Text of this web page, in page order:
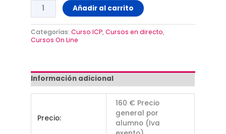
Añadir al carrito
Categorías:Curso ICP,Cursos en directo,
Cursos On Line
Información adicional
Precio:
160 € Precio
general por
alumno (Iva